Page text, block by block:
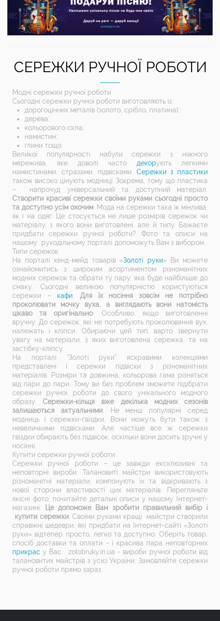
СЕРЕЖКИ РУЧНОЇ РОБОТИ
Модні сережки ручної роботи
Сьогодні сережки ручної роботи виготовляють із:
дорогоцінних металів (золото, срібло, платина);
дерева;
кольорового скла;
намистин;
глини тощо.
Великої популярності набули сережки з ніжного
мережива, яке доволі часто декорують легкими
намистинами, стразами, підвісками.Сережки з пластики
також високо цінують модниці. Зокрема, тому що пластика
– напрочуд універсальний та доступний матеріал.
Створити красиві сережки своїми руками сьогодні просто
та доступно усім охочим . Мода на сережки така ж мінлива,
як і на одяг. Це стосується не лише розмірів сережок чи
матеріалу, з якого вони виготовлені, але й типу. Бажаєте
придбати сережки ручної роботи? Фото та описи на
нашому рукодільному порталі допоможуть Вам з вибором.
Типи сережок
На порталі хенд-мейд товарів «Золоті руки» Ви можете
ознайомитись з широким асортиментом різноманітних
модних сережок та обрати ту пару, яка буде найбільше до
смаку. Сьогодні великою популярністю користуються
сережки – кафи.
Для їх носіння зовсім не потрібно
проколювати мочку вуха, а виглядають вони натомість
цікаво та оригінально. Особливо, якщо виготовленні
вручну. До сережок, які не потребують проколювання вух,
належать і кліпси. Обираючи цей тип, варто звернути
увагу на матеріали, з яких виготовлена сережка, та на
застібку-кліпсу.
На порталі “Золоті руки” яскравими колекціями
представлені і сережки підвіски з різноманітних
матеріалів. Розміри та довжина, кольорова гама різняться
від пари до пари. Тому ви без проблем зможете підібрати
сережки ручної роботи до свого унікального модного
образу.Сережки-кільця вже декілька модних сезонів
залишаються актуальними. Не менш популярні серед
модниць і сережки-гвіздки. Вони можуть бути також з
невеличкими підвісками. Але частіше все ж сережки
гвіздки обирають без підвісок, оскільки вони досить зручні у
носінні.
Купити сережки ручної роботи
Сережки ручної роботи – це завжди ексклюзивні та
неповторні вироби. Талановиті майстри використовують
різноманітні матеріали, компонують їх та відкривають з
нової сторони властивості цих матеріалів. Перегляньте
якісні фото, почитайте детальні описи у нашому Інтернет-
магазині. Це допоможе Вам зробити правильний вибір і
купити сережки. Своїми руками кращі майстри створили
справжні шедеври, які придбати на Інтернет-сайті «Золоті
руки» відтепер просто, легко та доступно. Оберіть товар,
спосіб доставки та оплати - і красива пара неповторних
прикрас у Вас. zolotiruky.in.uа - вироби ручної роботи від
талановитих майстрів з усієї України. Замовляйте сережки
ручної роботи прямо зараз.